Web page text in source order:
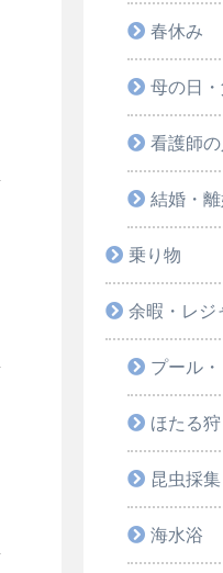
春休み
母の日
看護師
結婚・
乗り物
余暇・レジ
プール
ほたる狩
昆虫採
海水浴